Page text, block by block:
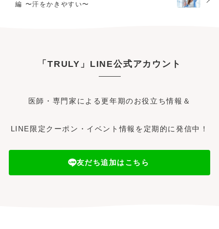
編 〜汗をかきやすい〜
「TRULY」LINE公式アカウント
医師・専門家による更年期のお役立ち情報＆
LINE限定クーポン・イベント情報を定期的に発信中！
友だち追加はこちら